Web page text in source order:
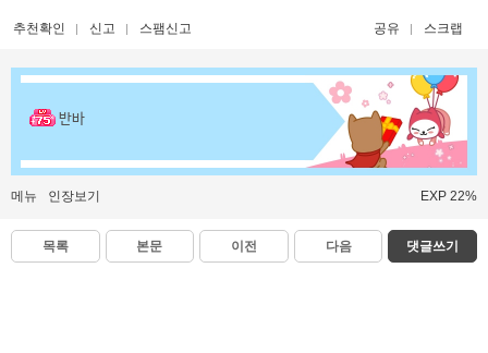
추천확인 신고 스팸신고 공유 스크랩
반바
메뉴 인장보기 EXP 22%
목록 본문 이전 다음 댓글쓰기